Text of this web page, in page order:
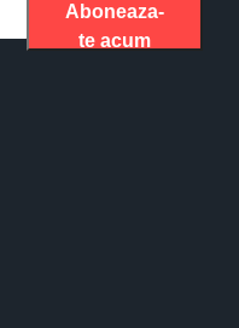
Aboneaza-
te acum